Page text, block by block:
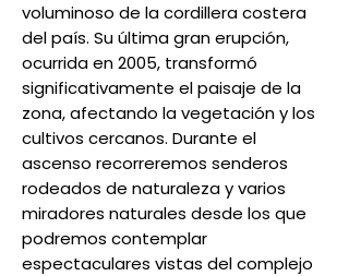
voluminoso de la cordillera costera
del país. Su última gran erupción,
ocurrida en 2005, transformó
significativamente el paisaje de la
zona, afectando la vegetación y los
cultivos cercanos. Durante el
ascenso recorreremos senderos
rodeados de naturaleza y varios
miradores naturales desde los que
podremos contemplar
espectaculares vistas del complejo